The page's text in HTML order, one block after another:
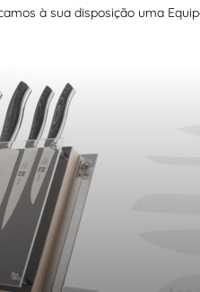
à sua disposição uma